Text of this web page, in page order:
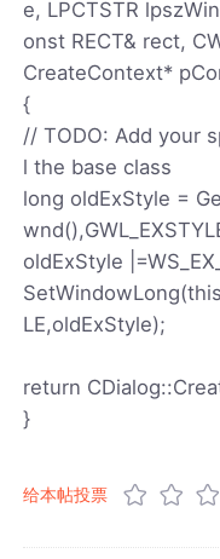
e, LPCTSTR
onst RECT& rect,
CreateContext*
{
// TODO: Add your
l the base class
long oldExStyle =
oldExStyle
LE,oldExStyle);
return
}
给本帖投票